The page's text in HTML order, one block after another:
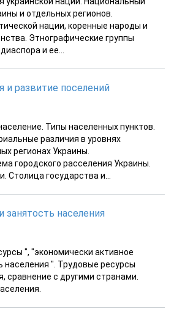
и отдельных регионов.
нации, коренные народы и
Этнографические группы
и ее...
и развитие поселений
Типы населенных пунктов.
различия в уровнях
регионах Украины.
городского расселения Украины.
Столица государства и...
населения
", "экономически активное
населения ". Трудовые ресурсы
сравнение с другими странами.